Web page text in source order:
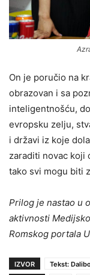
On je poručio na
obrazovan i sa
inteligentnošću,
evropsku zelju,
i državi iz koje
zaraditi novac koji
tako svi mogu biti
Prilog je nastao u
aktivnosti
Romskog portala
IZVOR
Tekst: